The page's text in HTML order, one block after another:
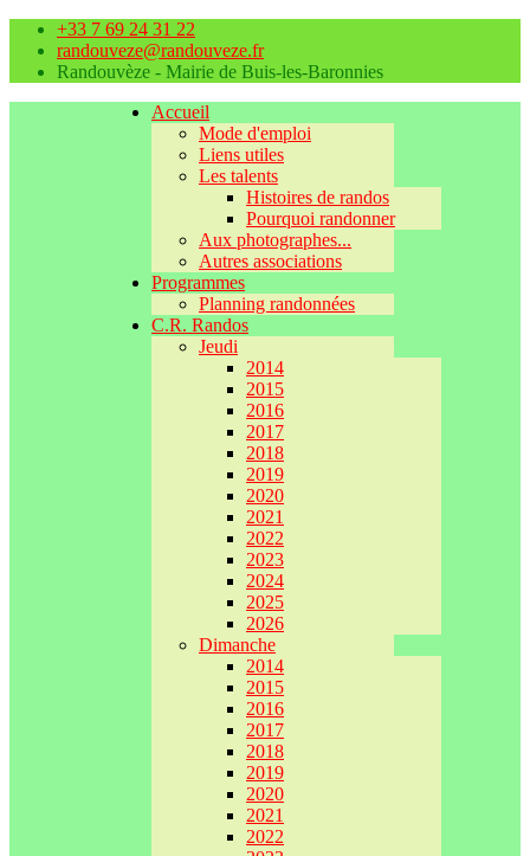
+33 7 69 24 31 22
randouveze@randouveze.fr
Randouvèze - Mairie de Buis-les-Baronnies
Accueil
Mode d'emploi
Liens utiles
Les talents
Histoires de randos
Pourquoi randonner
Aux photographes...
Autres associations
Programmes
Planning randonnées
C.R. Randos
Jeudi
2014
2015
2016
2017
2018
2019
2020
2021
2022
2023
2024
2025
2026
Dimanche
2014
2015
2016
2017
2018
2019
2020
2021
2022